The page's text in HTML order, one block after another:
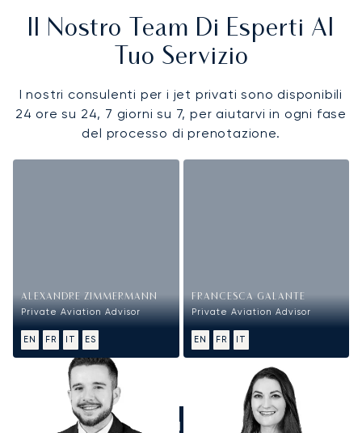
Il Nostro Team Di Esperti Al
Tuo Servizio
I nostri consulenti per i jet privati sono disponibili
24 ore su 24, 7 giorni su 7, per aiutarvi in ogni fase
del processo di prenotazione.
ALEXANDRE ZIMMERMANN
Private Aviation Advisor
EN FR IT ES
FRANCESCA GALANTE
Private Aviation Advisor
EN FR IT
CHIAMATECI